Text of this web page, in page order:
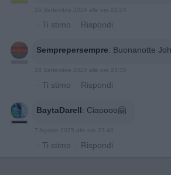
· Ti stimo · Rispondi
Semprepersempre: Buonanotte
· Ti stimo · Rispondi
BaytaDarell: Ciaoooo🤗
7 Agosto 2025 alle ore 23:40
· Ti stimo · Rispondi